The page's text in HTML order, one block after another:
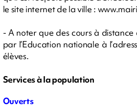
le site internet de la ville :
- A noter que des cours à
par l’Education nationale à
élèves.
Services à la population
Ouverts